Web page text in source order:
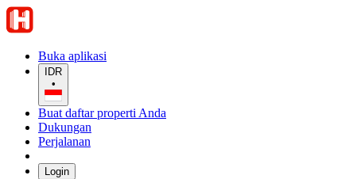
Buka aplikasi
IDR
•
Buat daftar properti Anda
Dukungan
Perjalanan
Login